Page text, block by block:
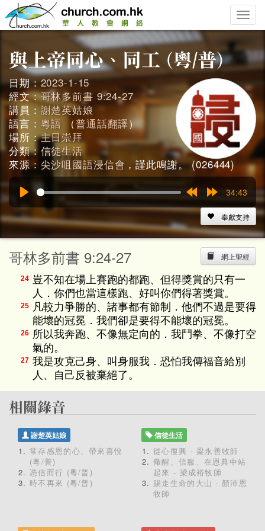
Toggle
日期：2023-1-15
經文：哥林多前書 9:24-27
講員：謝楚英姑娘
語言： 粵語 （普通話翻譯）
場所：主日崇拜
分類： 信徒生活
來源： 尖沙咀國語浸信會 ，謹此鳴謝。 (026444)
15s
15s
34:43
奉獻支持
網上聖經
哥林多前書 9:24-27
24 豈不知在場上賽跑的都跑、但得獎賞的只有一
人．你們也當這樣跑、好叫你們得著獎賞。
25 凡較力爭勝的、諸事都有節制．他們不過是要得
能壞的冠冕．我們卻是要得不能壞的冠冕。
26 所以我奔跑、不像無定向的．我鬥拳、不像打空
氣的。
27 我是攻克己身、叫身服我．恐怕我傳福音給別
人、自己反被棄絕了。
謝楚英姑娘
常存感恩的心、帶來喜悅
(粵/普)
憑信而行 (粵/普)
時不再來 (粵/普)
信徒生活
從心復興 - 梁永善牧師
儆醒、信服、在恩典中站
起來 - 梁成裕牧師
踢走生命的大山 - 顏沛恩
牧師